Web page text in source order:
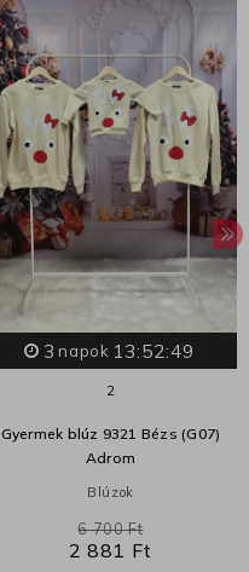
3 napok 13:52:48
2
Gyermek blúz 9321 Bézs (G07)
Adrom
Blúzok
2 881 Ft
6 700 Ft